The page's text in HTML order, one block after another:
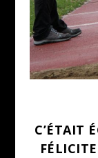
C’ÉTAIT